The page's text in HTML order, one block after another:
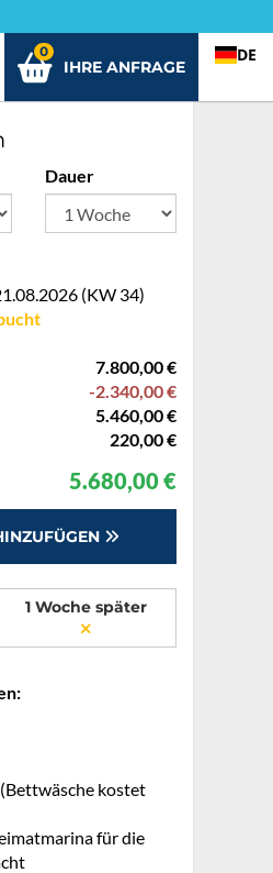
IHRE ANFRAGE
0 DE
Dauer
(KW 34)
7.800,00 €
-2.340,00 €
5.460,00 €
220,00 €
5.680,00 €
1 Woche später
kostet
für die